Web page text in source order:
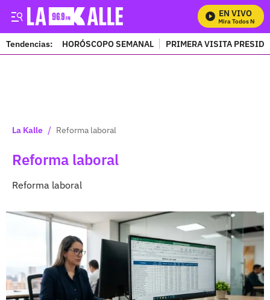
EN VIVO
Mira Todos Nuestros
Tendencias: HORÓSCOPO SEMANAL PRIMERA VISITA
La Kalle / Reforma laboral
Reforma laboral
Reforma laboral